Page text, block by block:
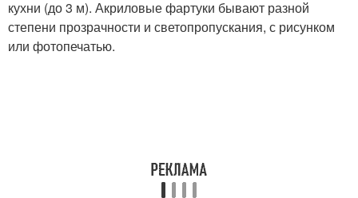
кухни (до 3 м). Акриловые фартуки бывают разной
степени прозрачности и светопропускания, с рисунком
или фотопечатью.